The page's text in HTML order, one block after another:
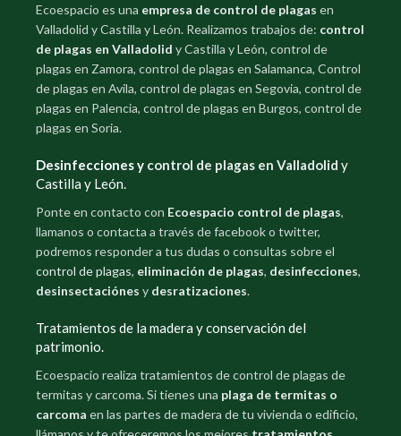
Ecoespacio es una empresa de control de plagas en
Valladolid y Castilla y León. Realizamos trabajos de: control
de plagas en Valladolid y Castilla y León, control de
plagas en Zamora, control de plagas en Salamanca, Control
de plagas en Avila, control de plagas en Segovia, control de
plagas en Palencia, control de plagas en Burgos, control de
plagas en Soria.
Desinfecciones y control de plagas en Valladolid y
Castilla y León.
Ponte en contacto con Ecoespacio control de plagas,
llamanos o contacta a través de facebook o twitter,
podremos responder a tus dudas o consultas sobre el
control de plagas, eliminación de plagas, desinfecciones,
desinsectaciónes y desratizaciones.
Tratamientos de la madera y conservación del
patrimonio.
Ecoespacio realiza tratamientos de control de plagas de
termitas y carcoma. Si tienes una plaga de termitas o
carcoma en las partes de madera de tu vivienda o edificio,